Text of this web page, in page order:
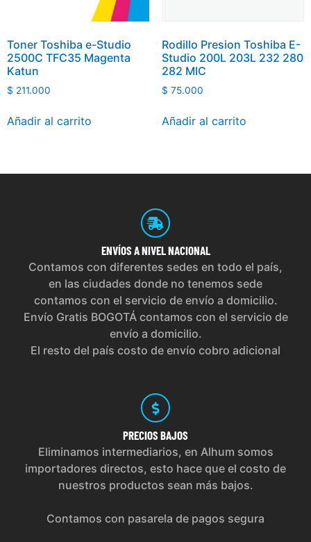
Toner Toshiba e-Studio
2500C TFC35 Magenta
Katun
$ 211.000
Añadir al carrito
Rodillo Presion Toshiba E-
Studio 200L 203L 232 280
282 MIC
$ 75.000
Añadir al carrito
ENVÍOS A NIVEL NACIONAL
Contamos con diferentes sedes en todo el país,
en las ciudades donde no tenemos sede
contamos con el servicio de envío a domicilio.
Envío Gratis BOGOTÁ contamos con el servicio de
envío a domicilio.
El resto del país costo de envío cobro adicional
PRECIOS BAJOS
Eliminamos intermediarios, en Alhum somos
importadores directos, esto hace que el costo de
nuestros productos sean más bajos.
Contamos con pasarela de pagos segura